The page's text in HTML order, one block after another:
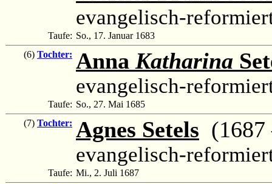
evangelisch-
Taufe: So., 17. Januar 1683
(6) Tochter: Anna Katharina
evangelisch-
Taufe: So., 27. Mai 1685
(7) Tochter: Agnes Setels
evangelisch-
Taufe: Mi., 2. Juli 1687